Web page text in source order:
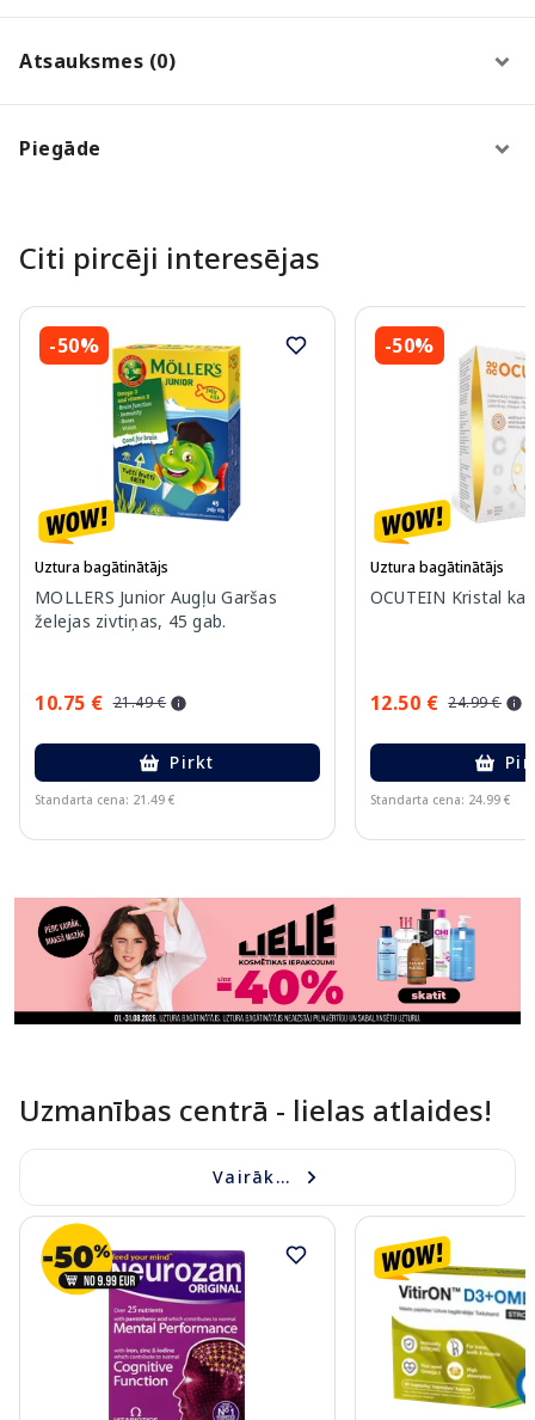
Atsauksmes (0)
Piegāde
Citi pircēji interesējas
-50%
Uztura bagātinātājs
MOLLERS Junior Augļu Garšas
želejas zivtiņas, 45 gab.
10.75 € 21.49 €
Pirkt
Standarta cena: 21.49 €
-50%
Uztura bagātinātājs
OCUTEIN Kristal
12.50 € 24.99 €
Standarta cena: 24.99 €
Uzmanības centrā - lielas atlaides!
Vairāk...